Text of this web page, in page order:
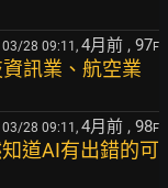
03/28 09:11, 4月前 , 97F
訊業、航空業
03/28 09:11, 4月前 , 98F
道AI有出錯的可